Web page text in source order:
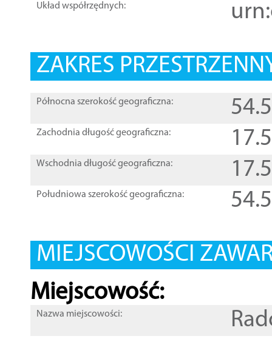
Układ współrzędnych:
ZAKRES
Północna szerokość geograficzna:
Zachodnia długość geograficzna:
Wschodnia długość geograficzna:
Południowa szerokość geograficzna:
MIEJSCOWOŚCI
Miejscowość:
Nazwa miejscowości: